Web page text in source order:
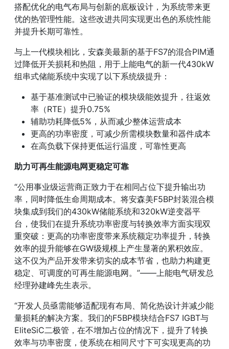
搭配优化的电气布局与创新的底板设计，为系统带来更
优的热管理性能。这些改进共同实现更出色的系统性能
并提升长期可靠性。
与上一代模块相比，安森美最新的基于FS7的混合PIM通
过降低开关损耗和热阻，用于上能电气的新一代430kW
组串式储能系统中实现了以下系统级提升：
基于基准测试中已验证的模块级能效提升，往返效
率（RTE）提升0.75%
辅助功耗降低5%，从而减少整体运营成本
更高的功率密度，可减少所需模块数量和器件成本
在高负载下保持更低运行温度，可靠性更高
助力可再生能源电网更稳定可靠
“公用事业级运营商正致力于在相同占位下提升输出功
率，同时降低生命周期成本。将安森美F5BP封装混合模
块集成到我们的430kW储能系统和320kW逆变器平
台，使我们在提升系统功率密度与转换效率方面实现双
重突破：更高的功率密度带来系统额定功率提升，转换
效率的提升能够在GW级规模上产生显著的累积效应。
这不仅为产品开发带来切实的成本节省，也助力构建更
稳定、可调度的可再生能源电网。”——上能电气研发总
经理孙建峰先生表示。
“开发人员亟需能够适配现有布局、简化热设计并减少能
量损耗的解决方案。我们的F5BP模块结合FS7 IGBT与
EliteSiC二极管，在不增加占位的情况下，提升了转换
效率与功率密度，使系统在相同尺寸下可实现更高的功